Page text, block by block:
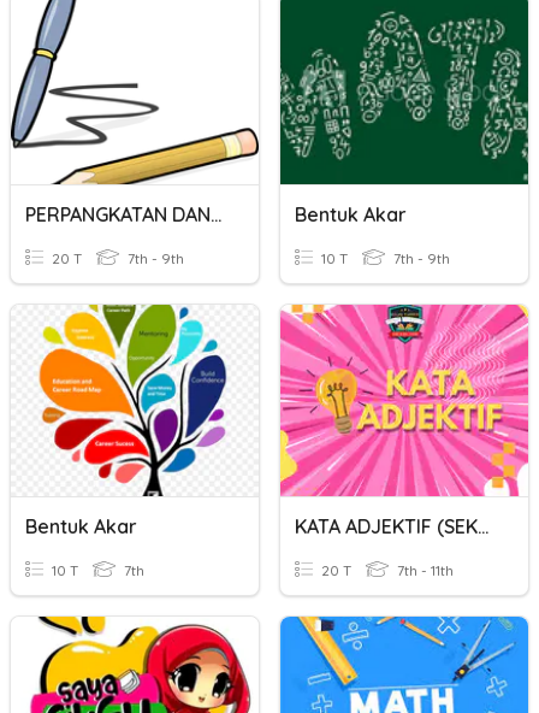
PERPANGKATAN DAN BENTUK AKAR
20 T 7th - 9th
Bentuk Akar
10 T 7th - 9th
Bentuk Akar
10 T 7th
KATA ADJEKTIF (SEKOLAH MENENGAH)
20 T 7th - 11th